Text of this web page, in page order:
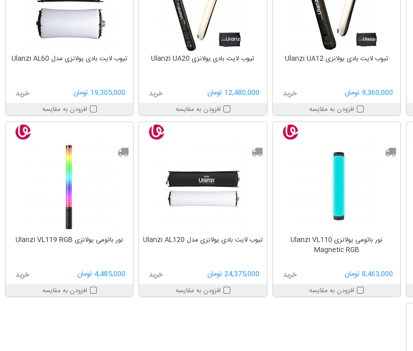
تیوب لایت بادی یولانزی Ulanzi UA12
9,360,000 تومان خرید
افزودن به مقایسه
تیوب لایت بادی یولانزی Ulanzi UA20
12,480,000 تومان خرید
افزودن به مقایسه
تیوب لایت بادی یولانزی مدل Ulanzi AL60
19,305,000 تومان خرید
افزودن به مقایسه
نور باتومی یولانزی Ulanzi VL110
Magnetic RGB
8,463,000 تومان خرید
افزودن به مقایسه
تیوب لایت بادی یولانزی مدل Ulanzi AL120
24,375,000 تومان خرید
افزودن به مقایسه
نور باتومی یولانزی Ulanzi VL119 RGB
4,485,000 تومان خرید
افزودن به مقایسه